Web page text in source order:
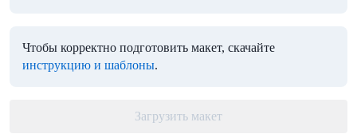
Чтобы корректно подготовить макет, скачайте
инструкцию и шаблоны.
Загрузить макет